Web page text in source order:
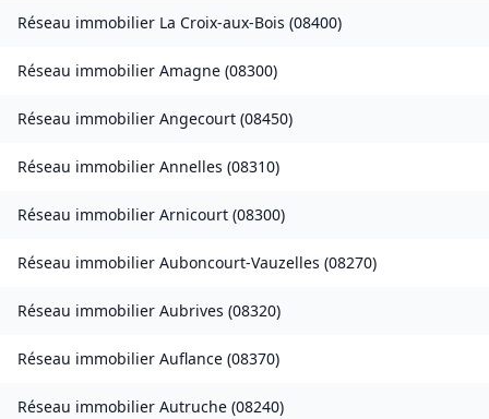
Réseau immobilier La Croix-aux-Bois (08400)
Réseau immobilier Amagne (08300)
Réseau immobilier Angecourt (08450)
Réseau immobilier Annelles (08310)
Réseau immobilier Arnicourt (08300)
Réseau immobilier Auboncourt-Vauzelles (08270)
Réseau immobilier Aubrives (08320)
Réseau immobilier Auflance (08370)
Réseau immobilier Autruche (08240)